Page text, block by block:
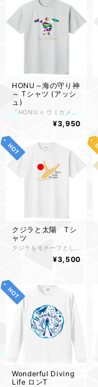
HONU～海の守り神
～ Tシャツ (アッシ
ュ)
¥3,950
クジラと太陽 Tシ
ャツ
¥3,500
Wonderful Diving
Life ロンT